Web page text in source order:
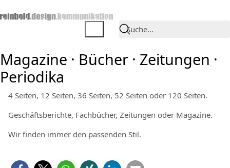
Suche…
Magazine · Bücher · Zeitungen ·
Periodika
4 Seiten, 12 Seiten, 36 Seiten, 52 Seiten oder 120 Seiten.
Geschäftsberichte, Fachbücher, Zeitungen oder Magazine.
Wir finden immer den passenden Stil.